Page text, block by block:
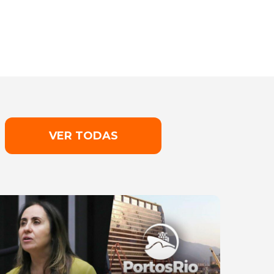
VER TODAS